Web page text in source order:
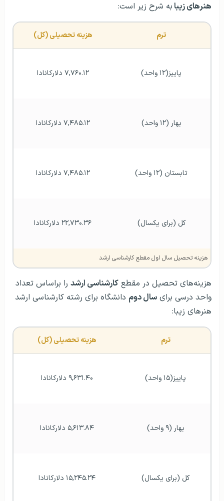
هنرهای زیبابه شرح زیر است:
ترم هزینه تحصیلی (کل)
پاییز(۱۲ واحد) ۷,۷۶۰.۱۲ دلارکانادا
بهار (۱۲ واحد) ۷,۴۸۵.۱۲ دلارکانادا
تابستان (۱۲ واحد) ۷,۴۸۵.۱۲ دلارکانادا
کل (برای یکسال) ۲۲,۷۳۰.۳۶ دلارکانادا
هزینه تحصیل سال اول مقطع کارشناسی ارشد
هزینه‌های تحصیل در مقطع کارشناسی ارشد را براساس تعداد
واحد درسی برای سال دوم دانشگاه برای رشته کارشناسی ارشد
هنرهای زیبا:
ترم هزینه تحصیلی (کل)
پاییز(۱۵ واحد) ۹,۶۳۱.۴۰ دلارکانادا
بهار (۹ واحد) ۵,۶۱۳.۸۴ دلارکانادا
کل (برای یکسال) ۱۵,۲۴۵.۲۴ دلارکانادا